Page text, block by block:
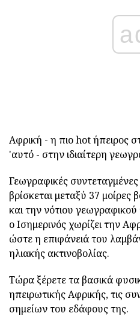
Αφρική - η πιο hot ήπειρος
'αυτό - στην ιδιαίτερη
Γεωγραφικές
βρίσκεται μεταξύ 37
και την νότιου
ο Ισημερινός χωρίζει την
ώστε η επιφάνειά του
ηλιακής ακτινοβολίας.
Τώρα ξέρετε τα βασικά
ηπειρωτικής Αφρικής, τις
σημείων του εδάφους της.